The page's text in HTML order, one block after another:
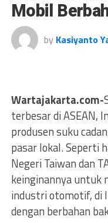
Mobil
by Kasiyanto
Wartajakarta.com-
terbesar di ASEAN,
produsen suku
pasar lokal. Seperti
Negeri Taiwan dan
keinginannya untuk
industri otomotif, di
dengan berbahan